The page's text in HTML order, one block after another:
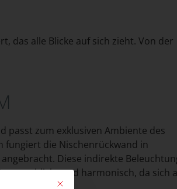
das alle Blicke auf sich zieht. Von der
passt zum exklusiven Ambiente des
fungiert die Nischenrückwand in
Diese indirekte
schlicht und harmonisch, da sich
Mit diesem Button wird der Dialog